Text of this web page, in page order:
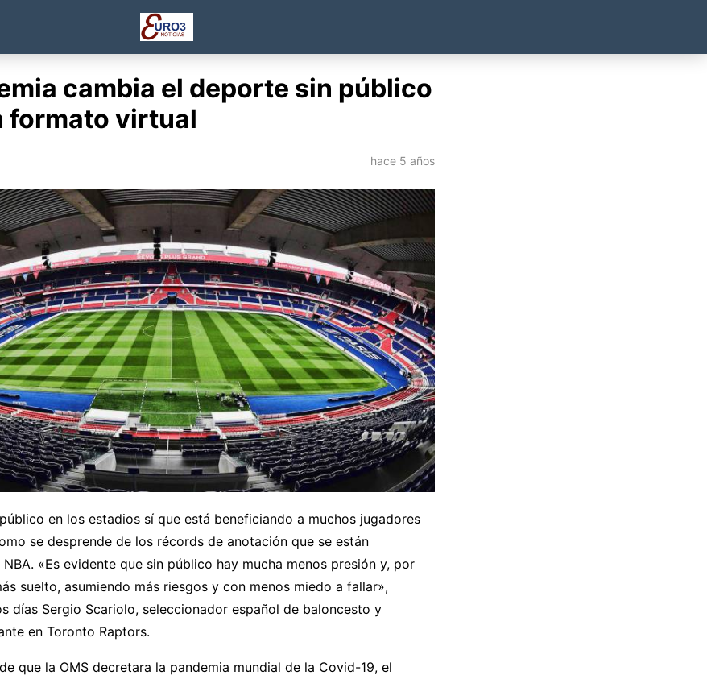
cambia el deporte sin público
formato virtual
hace 5 años
en los estadios sí que está beneficiando a muchos jugadores
se desprende de los récords de anotación que se están
«Es evidente que sin público hay mucha menos presión y, por
suelto, asumiendo más riesgos y con menos miedo a fallar»,
días Sergio Scariolo, seleccionador español de baloncesto y
en Toronto Raptors.
que la OMS decretara la pandemia mundial de la Covid-19, el